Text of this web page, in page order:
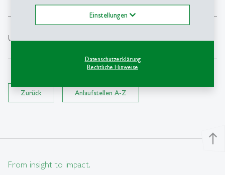
Einstellungen
Datenschutzerklärung
Rechtliche Hinweise
Unterstützung bei IT-Problemen expand_less
Zurück Anlaufstellen A-Z
north
From insight to impact.